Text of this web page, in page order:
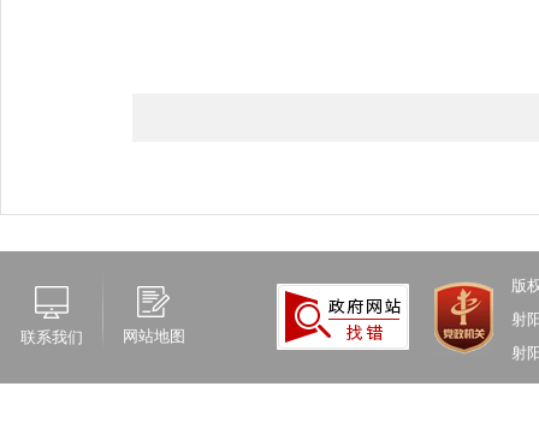
联系我们 网站地图
版
射
射